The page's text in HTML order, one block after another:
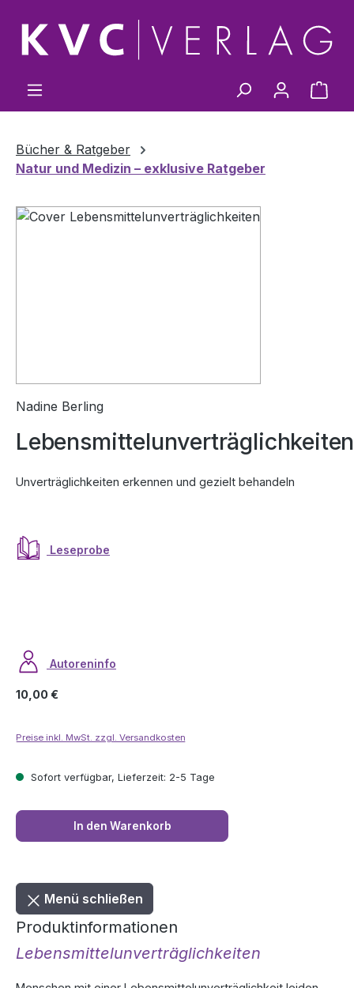
Zum Hauptinhalt springen
Bücher & Ratgeber
Natur und Medizin – exklusive Ratgeber
Bildergalerie überspringen
Nadine Berling
Lebensmittelunverträglichkeiten
Unverträglichkeiten erkennen und gezielt behandeln
Leseprobe
Autoreninfo
Regulärer Preis:
10,00 €
Preise inkl. MwSt. zzgl. Versandkosten
Sofort verfügbar, Lieferzeit: 2-5 Tage
In den Warenkorb
Menü schließen
Produktinformationen
Lebensmittelunverträglichkeiten